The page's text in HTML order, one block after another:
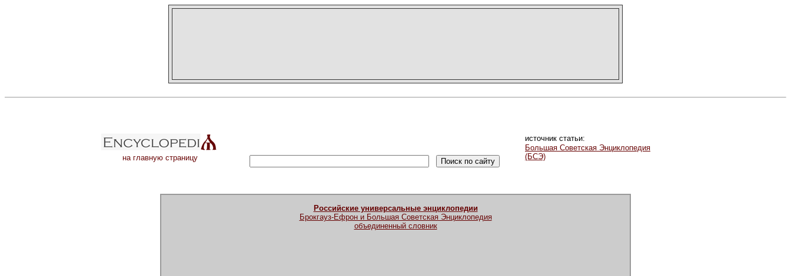
на главную страницу
источник статьи:
Большая Советская Энциклопедия
(БСЭ)
Российские универсальные энциклопедии
Брокгауз-Ефрон и Большая Советская Энциклопедия
объединенный словник